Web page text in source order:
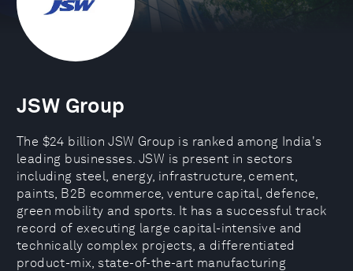
JSW Group
The $24 billion JSW Group is ranked among India's
leading businesses. JSW is present in sectors
including steel, energy, infrastructure, cement,
paints, B2B ecommerce, venture capital, defence,
green mobility and sports. It has a successful track
record of executing large capital-intensive and
technically complex projects, a differentiated
product-mix, state-of-the-art manufacturing